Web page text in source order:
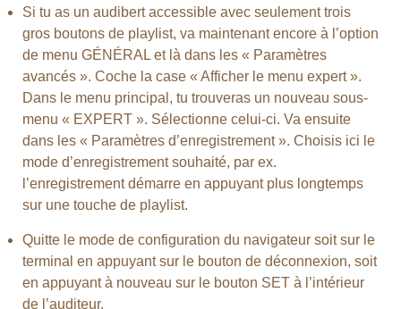
Si tu as un audibert accessible avec seulement trois
gros boutons de playlist, va maintenant encore à l’option
de menu GÉNÉRAL et là dans les « Paramètres
avancés ». Coche la case « Afficher le menu expert ».
Dans le menu principal, tu trouveras un nouveau sous-
menu « EXPERT ». Sélectionne celui-ci. Va ensuite
dans les « Paramètres d’enregistrement ». Choisis ici le
mode d’enregistrement souhaité, par ex.
l’enregistrement démarre en appuyant plus longtemps
sur une touche de playlist.
Quitte le mode de configuration du navigateur soit sur le
terminal en appuyant sur le bouton de déconnexion, soit
en appuyant à nouveau sur le bouton SET à l’intérieur
de l’auditeur.